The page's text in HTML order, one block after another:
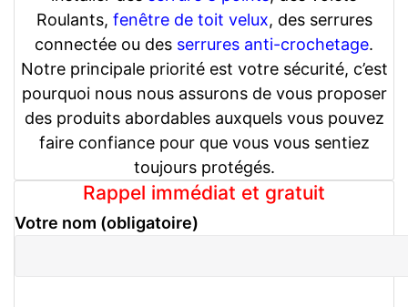
Roulants, fenêtre de toit velux, des serrures
connectée ou des serrures anti-crochetage.
Notre principale priorité est votre sécurité, c’est
pourquoi nous nous assurons de vous proposer
des produits abordables auxquels vous pouvez
faire confiance pour que vous vous sentiez
toujours protégés.
Rappel immédiat et gratuit
Votre nom (obligatoire)